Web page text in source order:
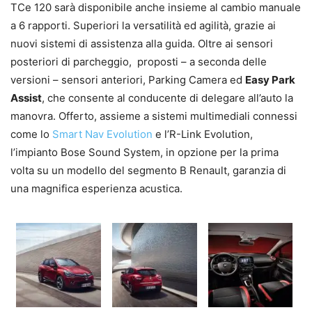
TCe 120 sarà disponibile anche insieme al cambio manuale
a 6 rapporti. Superiori la versatilità ed agilità, grazie ai
nuovi sistemi di assistenza alla guida. Oltre ai sensori
posteriori di parcheggio, proposti – a seconda delle
versioni – sensori anteriori, Parking Camera ed Easy Park
Assist, che consente al conducente di delegare all’auto la
manovra. Offerto, assieme a sistemi multimediali connessi
come lo Smart Nav Evolution e l’R-Link Evolution,
l’impianto Bose Sound System, in opzione per la prima
volta su un modello del segmento B Renault, garanzia di
una magnifica esperienza acustica.